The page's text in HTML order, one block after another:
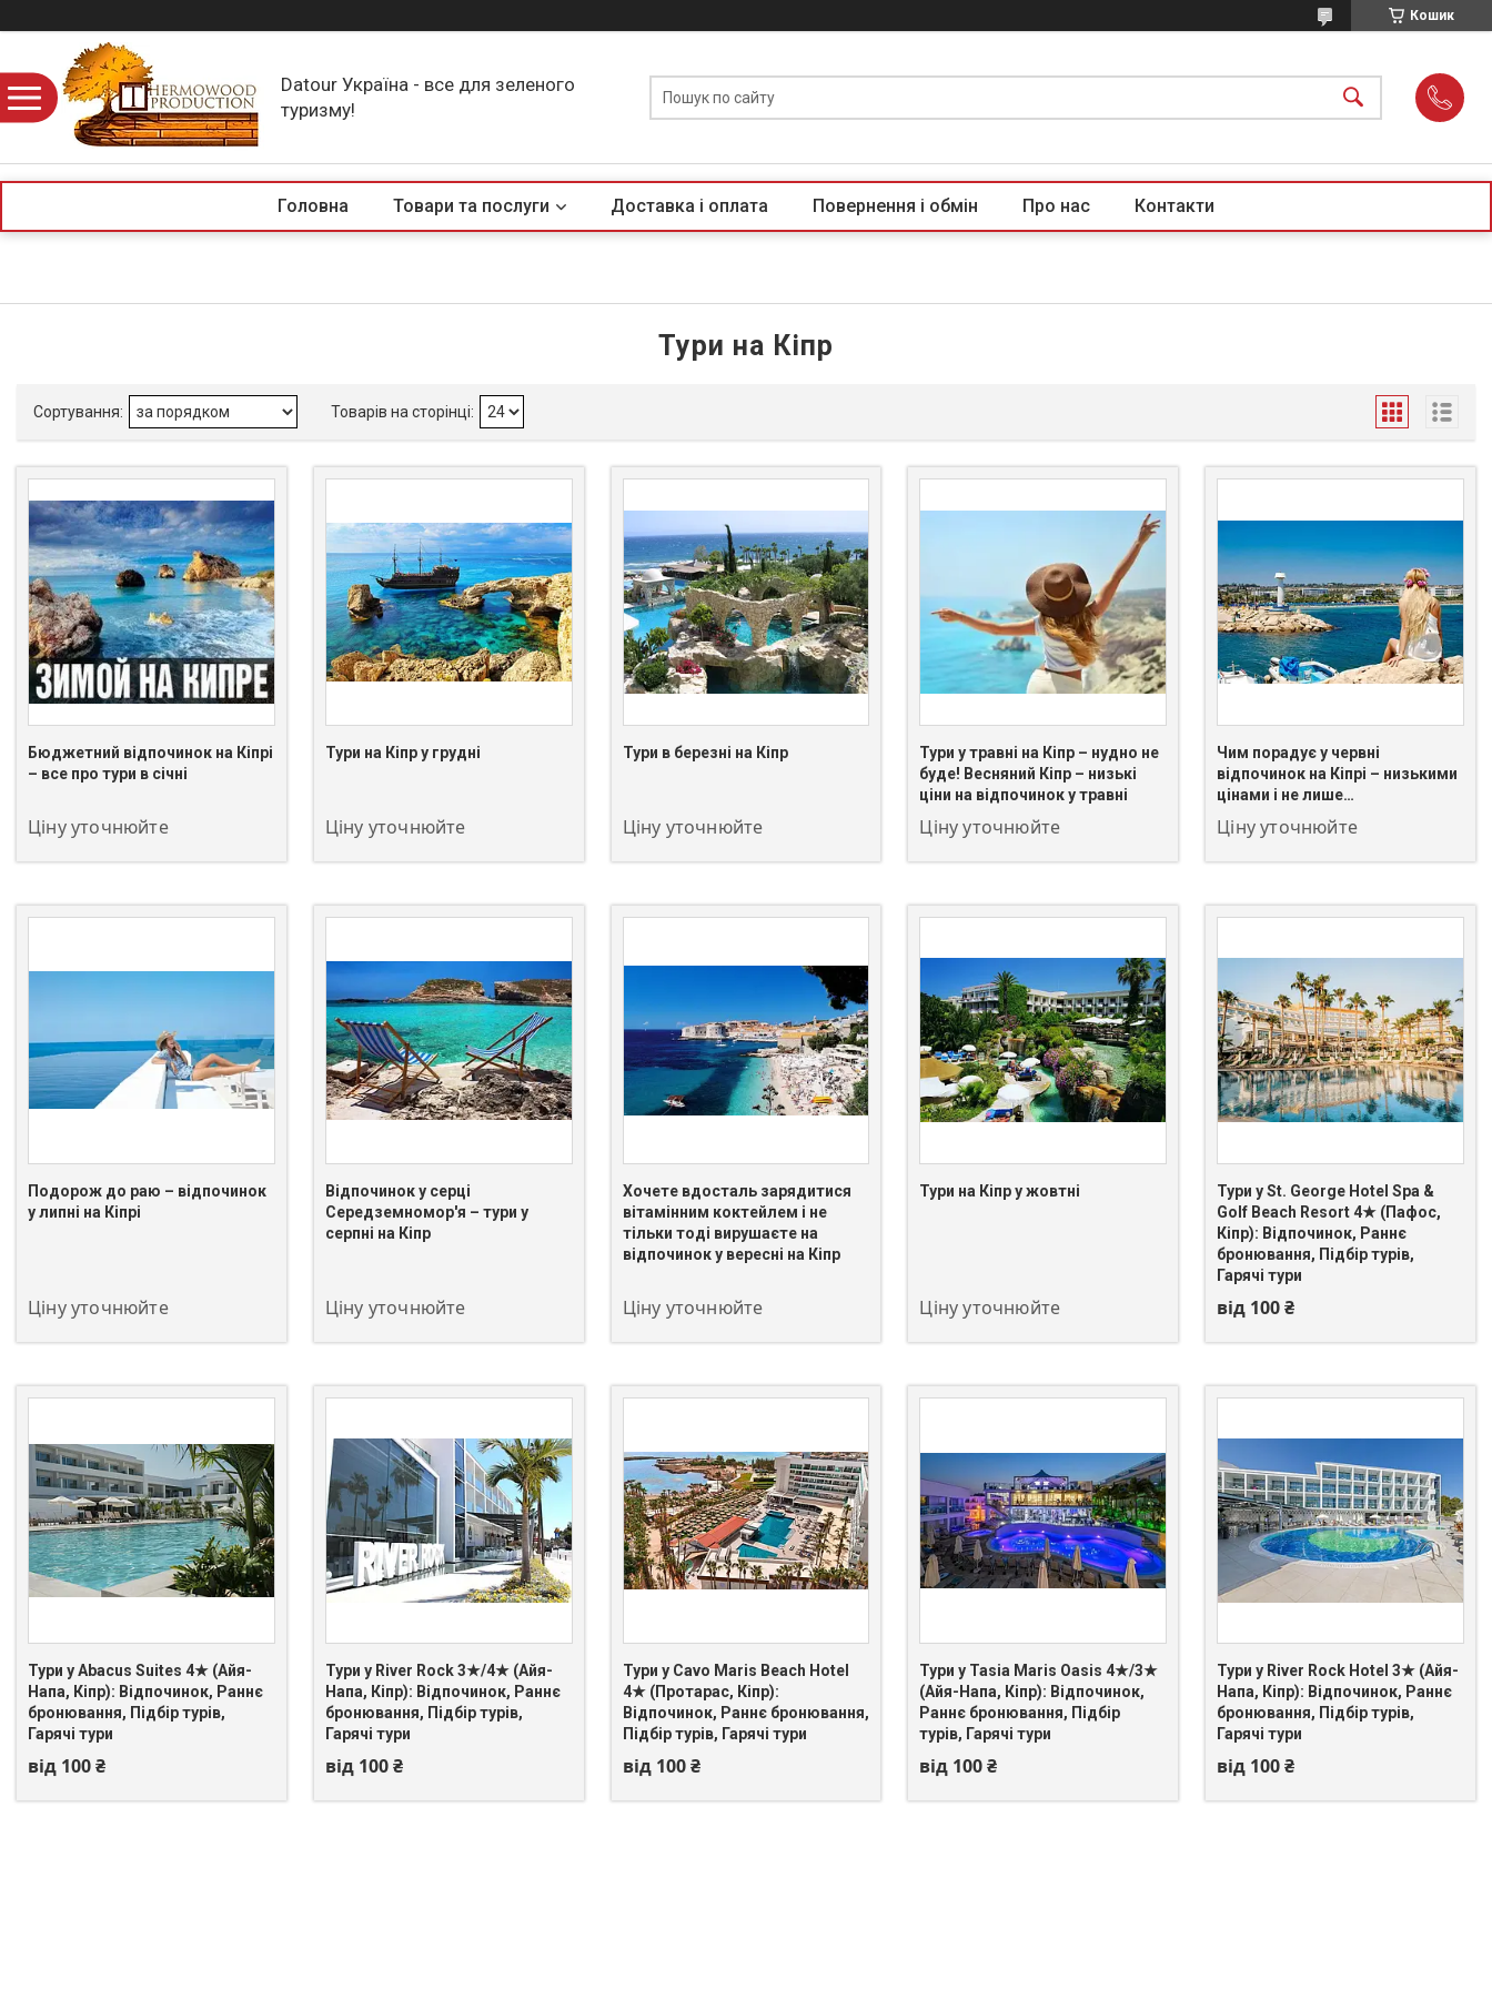
Кошик
Datour Україна - все для зеленого
туризму!
Головна Товари та послуги Доставка і оплата Повернення і обмін Про нас Контакти
Тури на Кіпр
Бюджетний відпочинок на Кіпрі
– все про тури в січні
Ціну уточнюйте
+380 (67) 549-66-03 Тури на Кіпр у грудні
Ціну уточнюйте
+380 (67) 549-66-03 Тури в березні на Кіпр
Ціну уточнюйте
+380 (67) 549-66-03
Тури у травні на Кіпр – нудно не
буде! Весняний Кіпр – низькі
ціни на відпочинок у травні
Ціну уточнюйте
+380 (67) 549-66-03
Чим порадує у червні
відпочинок на Кіпрі – низькими
цінами і не лише…
Ціну уточнюйте
+380 (67) 549-66-03
Подорож до раю – відпочинок
у липні на Кіпрі
Ціну уточнюйте
Відпочинок у серці
Середземномор'я – тури у
серпні на Кіпр
Ціну уточнюйте
+380 (67) 549-66-03
Хочете вдосталь зарядитися
вітамінним коктейлем і не
тільки тоді вирушаєте на
відпочинок у вересні на Кіпр
Ціну уточнюйте
+380 (67) 549-66-03
Тури на Кіпр у жовтні
Ціну уточнюйте
Тури у St. George Hotel Spa &
Golf Beach Resort 4★ (Пафос,
Кіпр): Відпочинок, Раннє
бронювання, Підбір турів,
Гарячі тури
від 100 ₴
+380 (67) 549-66-03
Тури у Abacus Suites 4★ (Айя-
Напа, Кіпр): Відпочинок, Раннє
бронювання, Підбір турів,
Гарячі тури
від 100 ₴
+380 (67) 549-66-03
Тури у River Rock 3★/4★ (Айя-
Напа, Кіпр): Відпочинок, Раннє
бронювання, Підбір турів,
Гарячі тури
від 100 ₴
+380 (67) 549-66-03
Тури у Cavo Maris Beach Hotel
4★ (Протарас, Кіпр):
Відпочинок, Раннє бронювання,
Підбір турів, Гарячі тури
від 100 ₴
+380 (67) 549-66-03
Тури у Tasia Maris Oasis 4★/3★
(Айя-Напа, Кіпр): Відпочинок,
Раннє бронювання, Підбір
турів, Гарячі тури
від 100 ₴
+380 (67) 549-66-03
Тури у River Rock Hotel 3★ (Айя-
Напа, Кіпр): Відпочинок, Раннє
бронювання, Підбір турів,
Гарячі тури
від 100 ₴
+380 (67) 549-66-03